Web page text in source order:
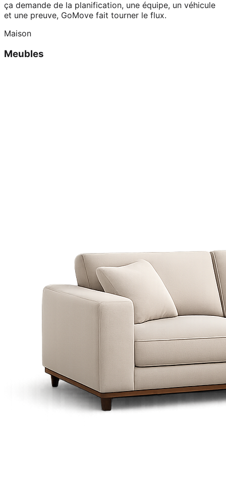
ça demande de la planification, une équipe, un véhicule
et une preuve, GoMove fait tourner le flux.
Maison
Meubles